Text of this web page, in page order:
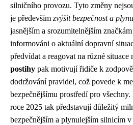
silničního provozu. Tyto změny
je především zvýšit bezpečnost a
jasnějším a srozumitelnějším
informováni o aktuální dopravní
předvídat a reagovat na různé situace
postihy pak motivují řidiče k
dodržování pravidel, což povede k
bezpečnějšímu prostředí pro
roce 2025 tak představují důležitý
bezpečnějším a plynulejším silnicím v